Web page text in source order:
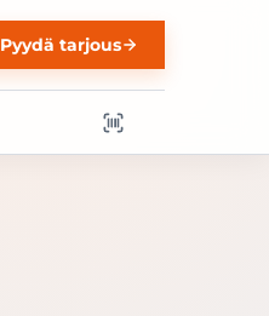
Pyydä tarjous